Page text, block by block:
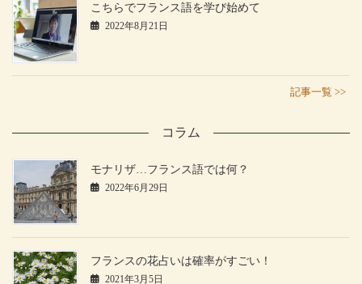
こちらでフランス語を学び始めて
2022年8月21日
記事一覧 >>
コラム
モナリザ…フランス語では何？
2022年6月29日
フランスの花占いは確率がすごい！
2021年3月5日